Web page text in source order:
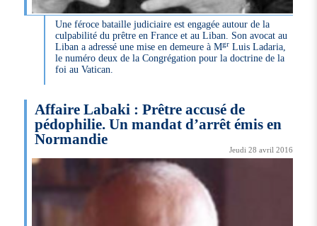
Une féroce bataille judiciaire est engagée autour de la
culpabilité du prêtre en France et au Liban. Son avocat au
Liban a adressé une mise en demeure à Mgr Luis Ladaria,
le numéro deux de la Congrégation pour la doctrine de la
foi au Vatican.
Affaire Labaki : Prêtre accusé de
pédophilie. Un mandat d’arrêt émis en
Normandie
Jeudi 28 avril 2016